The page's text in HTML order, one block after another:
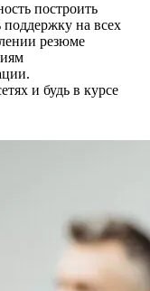
построить
поддержку на всех
резюме
и будь в курсе